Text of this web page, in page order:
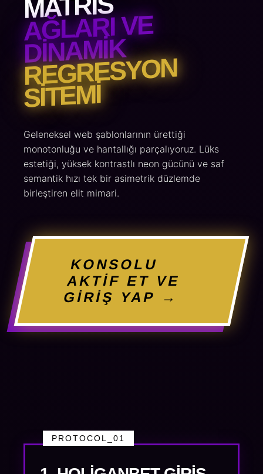
AĞLARI VE
DINAMIK
REGRESYON
SITEMI
Geleneksel web şablonlarının ürettiği
monotonluğu ve hantallığı parçalıyoruz. Lüks
estetiği, yüksek kontrastlı neon gücünü ve saf
semantik hızı tek bir asimetrik düzlemde
birleştiren elit mimari.
KONSOLU
AKTİF ET VE
GİRİŞ YAP →
PROTOCOL_01